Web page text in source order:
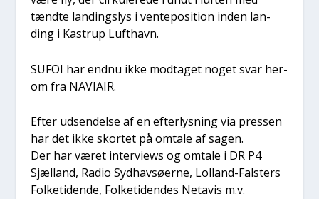
tænd­te lan­dings­lys i ven­tepo­si­tion inden lan­
ding i Kastrup Luft­havn.
SUFOI har end­nu ikke mod­ta­get noget svar her­
om fra NAVIAIR.
Efter udsen­del­se af en efter­lys­ning via pres­sen
har det ikke skor­tet på omta­le af sagen.
Der har været inter­views og omta­le i DR P4
Sjæl­land, Radio Syd­hav­sø­er­ne, Lol­land-Falsters
Fol­ke­ti­den­de, Fol­ke­ti­den­des Net­a­vis m.v.